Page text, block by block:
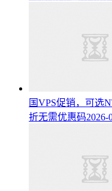
国VPS促销，可选
折无需优惠码2026-